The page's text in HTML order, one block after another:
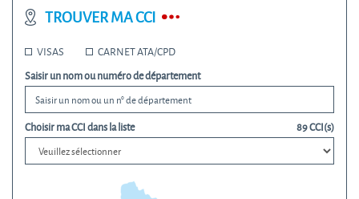
TROUVER MA CCI
VISAS
CARNET ATA/CPD
Saisir un nom ou numéro de département
Choisir ma CCI dans la liste 89CCI(s)